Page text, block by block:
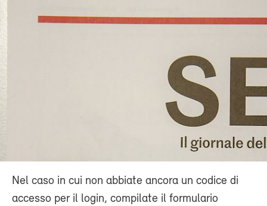
Nel caso in cui non abbiate ancora un codice di
accesso per il login, compilate il formulario